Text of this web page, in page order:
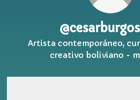
Artista contemporáneo,
creativo boliviano -